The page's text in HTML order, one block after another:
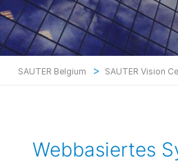
SAUTER Belgium > SAUTER Vision
Webbasiertes